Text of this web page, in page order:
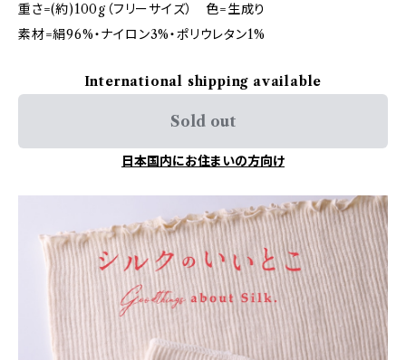
重さ=(約)100g（フリーサイズ） 色=生成り
素材=絹96%・ナイロン3%・ポリウレタン1%
International shipping available
Sold out
日本国内にお住まいの方向け